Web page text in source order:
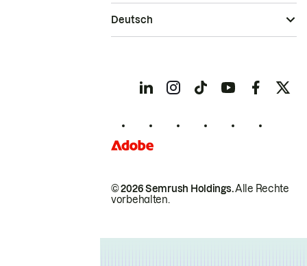
© 2026 Semrush Holdings.Alle Rechte
vorbehalten.
Deutsch